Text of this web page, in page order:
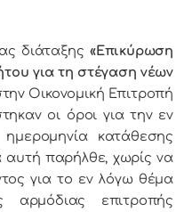
διάταξης «Επικύρωση
για τη στέγαση νέων
Οικονομική Επιτροπή
οι όροι για την εν
κατάθεσης
αυτή παρήλθε, χωρίς να
για το εν λόγω θέμα
αρμόδιας επιτροπής